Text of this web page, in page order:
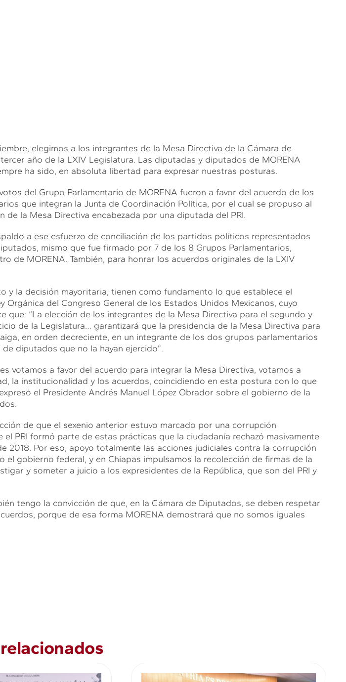
elegimos a los integrantes de la Mesa Directiva de la Cámara de
año de la LXIV Legislatura. Las diputadas y diputados de MORENA
ha sido, en absoluta libertad para expresar nuestras posturas.
del Grupo Parlamentario de MORENA fueron a favor del acuerdo de los
que integran la Junta de Coordinación Política, por el cual se propuso al
de la Mesa Directiva encabezada por una diputada del PRI.
a ese esfuerzo de conciliación de los partidos políticos representados
mismo que fue firmado por 7 de los 8 Grupos Parlamentarios,
de MORENA. También, para honrar los acuerdos originales de la LXIV
y la decisión mayoritaria, tienen como fundamento lo que establece el
Orgánica del Congreso General de los Estados Unidos Mexicanos, cuyo
que: “La elección de los integrantes de la Mesa Directiva para el segundo y
de la Legislatura… garantizará que la presidencia de la Mesa Directiva para
en orden decreciente, en un integrante de los dos grupos parlamentarios
diputados que no la hayan ejercido”.
votamos a favor del acuerdo para integrar la Mesa Directiva, votamos a
la institucionalidad y los acuerdos, coincidiendo en esta postura con lo que
el Presidente Andrés Manuel López Obrador sobre el gobierno de la
de que el sexenio anterior estuvo marcado por una corrupción
el PRI formó parte de estas prácticas que la ciudadanía rechazó masivamente
2018. Por eso, apoyo totalmente las acciones judiciales contra la corrupción
el gobierno federal, y en Chiapas impulsamos la recolección de firmas de la
y someter a juicio a los expresidentes de la República, que son del PRI y
tengo la convicción de que, en la Cámara de Diputados, se deben respetar
porque de esa forma MORENA demostrará que no somos iguales